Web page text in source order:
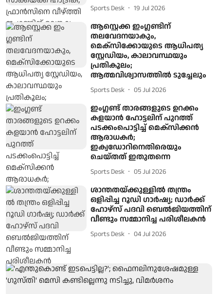
Sports Desk 19 Jul 2026
ആസ്റ്റെക്ക ഇം​ഗ്ലണ്ടിന്
തലവേദനയാകും,
മെക്സിക്കോയുടെ ആധിപത്യ
സ്റ്റേഡിയം, കാലാവസ്ഥയും
പ്രതികൂലം;
ആത്മവിശ്വാസത്തിൽ ടുച്ചേലും
Sports Desk 05 Jul 2026
ഇംഗ്ലണ്ട് താരങ്ങളുടെ ഉറക്കം
കളയാൻ ഹോട്ടലിന് പുറത്ത്
പടക്കംപൊട്ടിച്ച് മെക്സിക്കൻ
ആരാധകർ;
ഇക്വഡോറിനെതിരെയും
ചെയ്തത് ഇതുതന്നെ
Sports Desk 05 Jul 2026
ശാന്തതയ്ക്കുള്ളിൽ തന്ത്രം
ഒളിപ്പിച്ച റൂഡി ​ഗാർഷ്യ; ഡാർക്ക്
ഹോഴ്സ് പദവി ബെൽജിയത്തിന്
വീണ്ടും സമ്മാനിച്ച പരിശീലകൻ
Sports Desk 04 Jul 2026